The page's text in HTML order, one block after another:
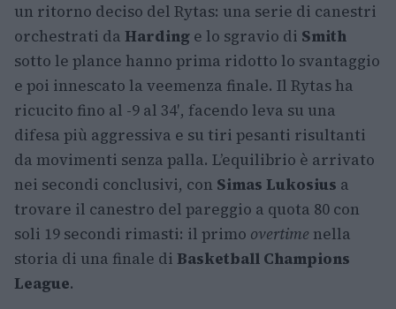
un ritorno deciso del Rytas: una serie di canestri
orchestrati da Harding e lo sgravio di Smith
sotto le plance hanno prima ridotto lo svantaggio
e poi innescato la veemenza finale. Il Rytas ha
ricucito fino al -9 al 34′, facendo leva su una
difesa più aggressiva e su tiri pesanti risultanti
da movimenti senza palla. L’equilibrio è arrivato
nei secondi conclusivi, con Simas Lukosius a
trovare il canestro del pareggio a quota 80 con
soli 19 secondi rimasti: il primo overtime nella
storia di una finale di Basketball Champions
League.